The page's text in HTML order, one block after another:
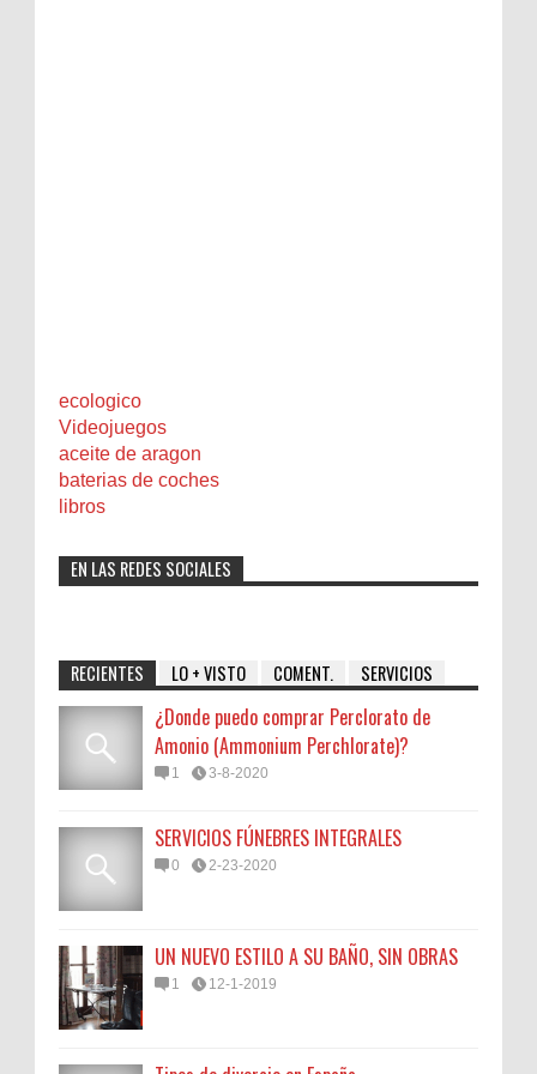
ecologico
Videojuegos
aceite de aragon
baterias de coches
libros
EN LAS REDES SOCIALES
RECIENTES LO + VISTO COMENT. SERVICIOS
¿Donde puedo comprar Perclorato de
Amonio (Ammonium Perchlorate)?
1 3-8-2020
SERVICIOS FÚNEBRES INTEGRALES
0 2-23-2020
UN NUEVO ESTILO A SU BAÑO, SIN OBRAS
1 12-1-2019